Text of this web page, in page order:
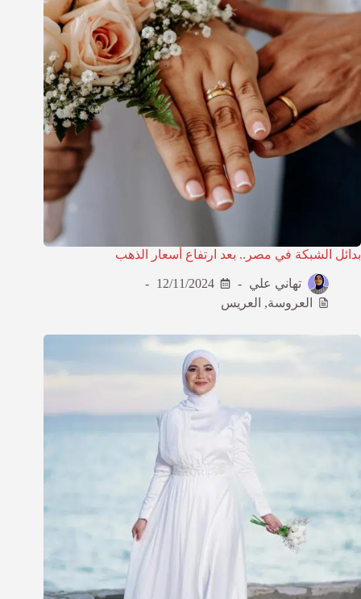
بدائل الشبكة في مصر.. بعد ارتفاع أسعار الذهب
تهاني علي
12/11/2024
العروسة, العريس